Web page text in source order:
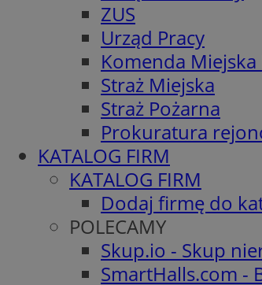
ZUS
Urząd Pracy
Komenda Miejska
Straż Miejska
Straż Pożarna
Prokuratura
KATALOG FIRM
KATALOG FIRM
Dodaj firmę do
POLECAMY
Skup.io - Skup
SmartHalls.com -